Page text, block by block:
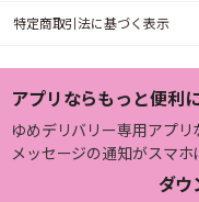
特定商取引法に基づく表示
アプリならもっと便利
ゆめデリバリー専用アプリ
メッセージの通知がスマホ
ダウ